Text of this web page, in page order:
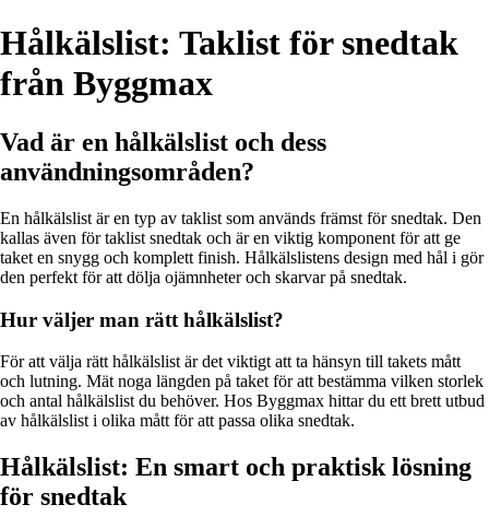
Hålkälslist: Taklist för snedtak
från Byggmax
Vad är en hålkälslist och dess
användningsområden?
En hålkälslist är en typ av taklist som används främst för snedtak. Den
kallas även för taklist snedtak och är en viktig komponent för att ge
taket en snygg och komplett finish. Hålkälslistens design med hål i gör
den perfekt för att dölja ojämnheter och skarvar på snedtak.
Hur väljer man rätt hålkälslist?
För att välja rätt hålkälslist är det viktigt att ta hänsyn till takets mått
och lutning. Mät noga längden på taket för att bestämma vilken storlek
och antal hålkälslist du behöver. Hos Byggmax hittar du ett brett utbud
av hålkälslist i olika mått för att passa olika snedtak.
Hålkälslist: En smart och praktisk lösning
för snedtak